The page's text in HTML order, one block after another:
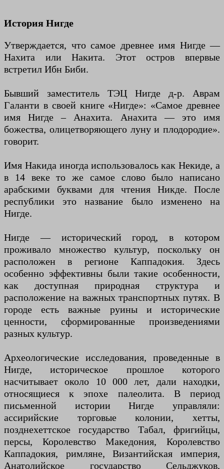
История Нигде
Утверждается, что самое древнее имя Нигде —
Нахита или Накита. Этот остров впервые
встретил Ибн Биби.
Бывший заместитель ТЭЦ Нигде д-р. Аврам
Галанти в своей книге «Нигде»: «Самое древнее
имя Нигде – Анахита. Анахита — это имя
божества, олицетворяющего луну и плодородие».
говорит.
Имя Накида иногда использовалось как Некиде, а
в 14 веке то же самое слово было написано
арабскими буквами для чтения Никде. После
республики это название было изменено на
Нигде.
Нигде — исторический город, в котором
проживало множество культур, поскольку он
расположен в регионе Каппадокия. Здесь
особенно эффективны были такие особенности,
как доступная природная структура и
расположение на важных транспортных путях. В
городе есть важные руины и исторические
ценности, сформированные произведениями
разных культур.
Археологические исследования, проведенные в
Нигде, историческое прошлое которого
насчитывает около 10 000 лет, дали находки,
относящиеся к эпохе палеолита. В период
письменной истории Нигде управляли:
ассирийские торговые колонии, хетты,
позднехеттское государство Табал, фригийцы,
персы, Королевство Македония, Королевство
Каппадокия, римляне, Византийская империя,
Анатолийское государство Сельджуков,